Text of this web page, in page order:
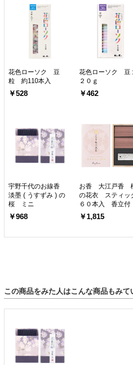
花色ローソク 豆
粒 約110本入
￥528
花色ローソク 豆
２０ｇ
￥462
宇野千代のお線香
淡墨 ( うすずみ ) の
桜 ミニ
￥968
お香 大江戸香
の花衣 スティッ
６０本入 香立付
￥1,815
この商品をみた人はこんな商品もみて